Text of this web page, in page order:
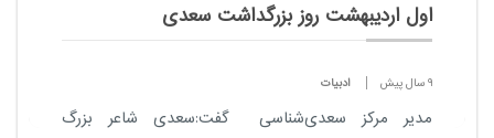
اول اردیبهشت روز بزرگداشت سعدی
9 سال پیش ادبیات
مدیر مرکز سعدی‌شناسی گفت:سعدی شاعر بزرگ